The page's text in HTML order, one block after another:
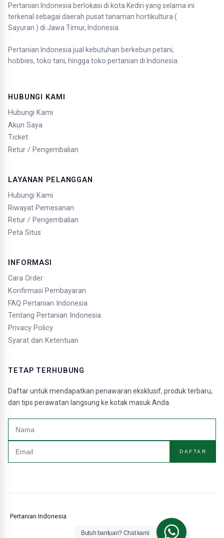
Pertanian Indonesia berlokasi di kota Kediri yang selama ini
terkenal sebagai daerah pusat tanaman hortikultura (
Sayuran ) di Jawa Timur, Indonesia.
Pertanian Indonesia jual kebutuhan berkebun petani,
hobbies, toko tani, hingga toko pertanian di Indonesia.
HUBUNGI KAMI
Hubungi Kami
Akun Saya
Ticket
Retur / Pengembalian
LAYANAN PELANGGAN
Hubungi Kami
Riwayat Pemesanan
Retur / Pengembalian
Peta Situs
INFORMASI
Cara Order
Konfirmasi Pembayaran
FAQ Pertanian Indonesia
Tentang Pertanian Indonesia
Privacy Policy
Syarat dan Ketentuan
TETAP TERHUBUNG
Daftar untuk mendapatkan penawaran eksklusif, produk terbaru,
dan tips perawatan langsung ke kotak masuk Anda.
DAFTAR
Pertanian Indonesia
Butuh bantuan? Chat kami